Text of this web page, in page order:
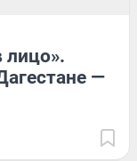
лицо».
—